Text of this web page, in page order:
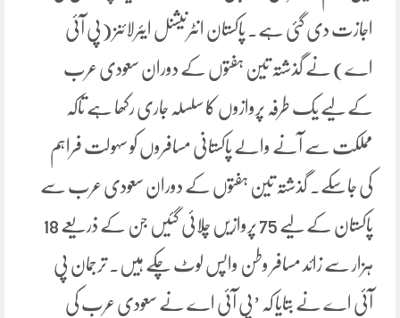
اجازت دی گئی ہے۔ پاکستان انٹرنیشنل ایئرلائنز (پی آئی
اے) نے گذشتہ تین ہفتوں کے دوران سعودی عرب
کے لیے یک طرفہ پروازوں کا سلسلہ جاری رکھا ہے تاکہ
مملکت سے آنے والے پاکستانی مسافروں کو سہولت فراہم
کی جاسکے۔ گذشتہ تین ہفتوں کے دوران سعودی عرب سے
پاکستان کے لیے 75 پروازیں چلائی گئیں جن کے ذریعے 18
ہزار سے زائد مسافر وطن واپس لوٹ چکے ہیں۔ ترجمان پی
آئی اے نے بتایا کہ ’پی آئی اے نے سعودی عرب کی